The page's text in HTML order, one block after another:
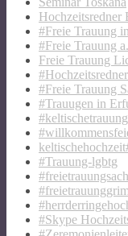
Hochzeitsredner
#Freie Trauung
#Freie Trauung
Freie Trauung
#Freie Trauung
#Trauugen in
#keltischetrauung
#Trauung-lgbtg
#Skype